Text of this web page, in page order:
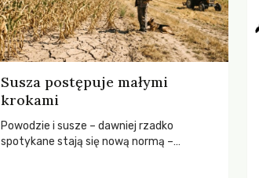
Susza postępuje małymi
krokami
Powodzie i susze – dawniej rzadko
spotykane stają się nową normą –